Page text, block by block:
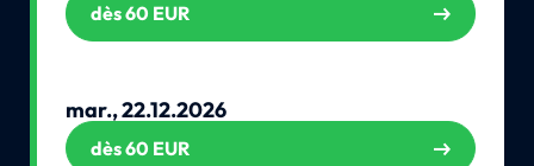
dès 60 EUR
mar., 22.12.2026
dès 60 EUR